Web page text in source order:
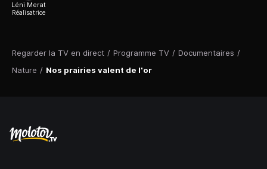
Regarder la TV en direct / Programme TV / Documentaires /
Nature / Nos prairies valent de l'or
Léni Merat
Réalisatrice